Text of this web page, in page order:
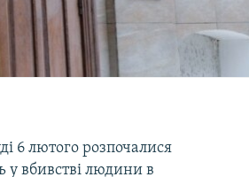
6 лютого розпочалися
у вбивстві людини в